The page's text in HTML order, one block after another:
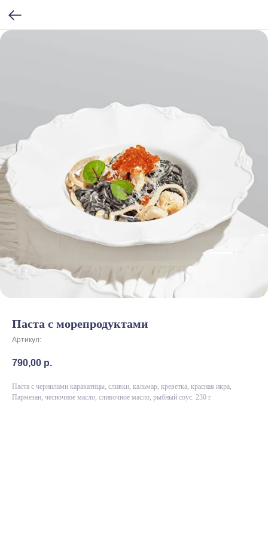
Паста с морепродуктами
Артикул:
790,00 р.
Паста с чернилами каракатицы, сливки, кальмар, креветка, красная икра,
Пармезан, чесночное масло, сливочное масло, рыбный соус. 230 г